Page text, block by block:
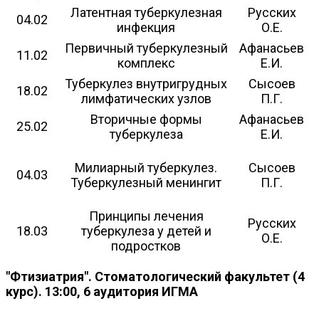
04.02
Латентная туберкулезная
инфекция
Русских
О.Е.
11.02
Первичный туберкулезный
комплекс
Афанасьев
Е.И.
18.02
Туберкулез внутригрудных
лимфатических узлов
Сысоев
П.Г.
25.02
Вторичные формы
туберкулеза
Афанасьев
Е.И.
04.03
Милиарный туберкулез.
Туберкулезный менингит
Сысоев
П.Г.
18.03
Принципы лечения
туберкулеза у детей и
подростков
Русских
О.Е.
"Фтизиатрия". Стоматологический факультет (4
курс). 13:00, 6 аудитория ИГМА